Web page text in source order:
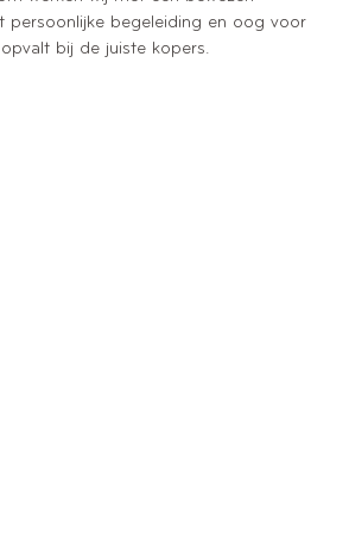
persoonlijke begeleiding en oog voor
bij de juiste kopers.